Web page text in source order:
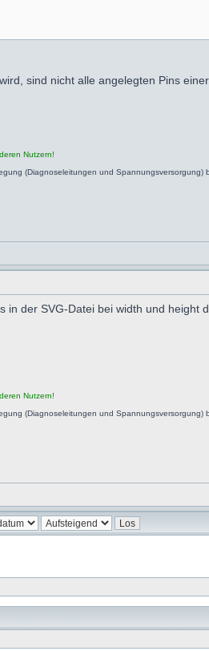
sind nicht alle angelegten Pins
Nutzern!
(Diagnoseleitungen und Spannungsversorgung)
der SVG-Datei bei width und height
Nutzern!
(Diagnoseleitungen und Spannungsversorgung)